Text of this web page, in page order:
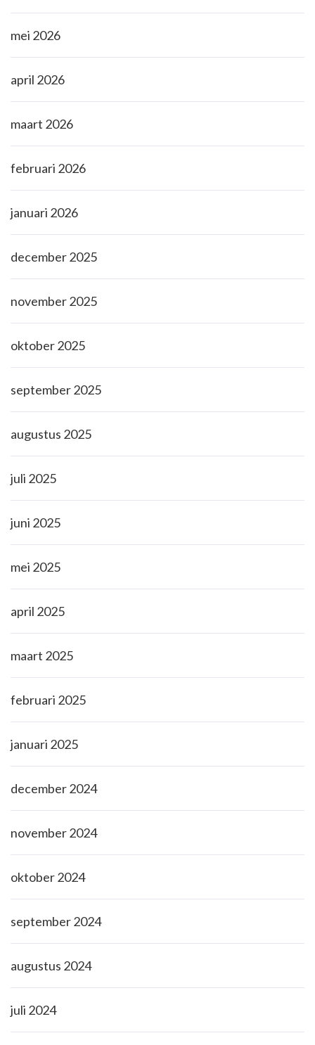
mei 2026
april 2026
maart 2026
februari 2026
januari 2026
december 2025
november 2025
oktober 2025
september 2025
augustus 2025
juli 2025
juni 2025
mei 2025
april 2025
maart 2025
februari 2025
januari 2025
december 2024
november 2024
oktober 2024
september 2024
augustus 2024
juli 2024